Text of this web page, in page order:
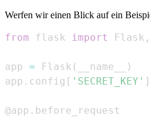
Werfen wir einen Blick auf ein
from flask import Flask ,
app = Flask ( __name__
)
app . config [ 'SECRET_KEY' ]
@app . before_request